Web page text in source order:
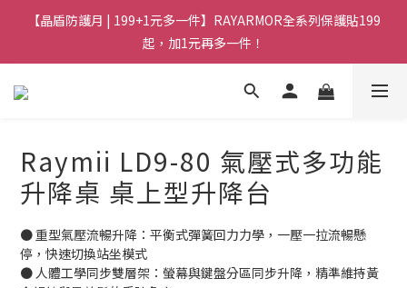
【晶盾防護月 | 199+1元多一件】RAYARMOR全系列保護貼199
起，加1元再多一件！
Raymii LD9-80 氣壓式多功能
升降桌 桌上型升降台
● 重型氣壓流暢升降：平衡式彈簧回力力學，一壓一拉流暢懸
停，快速切換站坐模式
● 人體工學同步雙層架：螢幕與鍵盤分區同步升降，精準維持黃